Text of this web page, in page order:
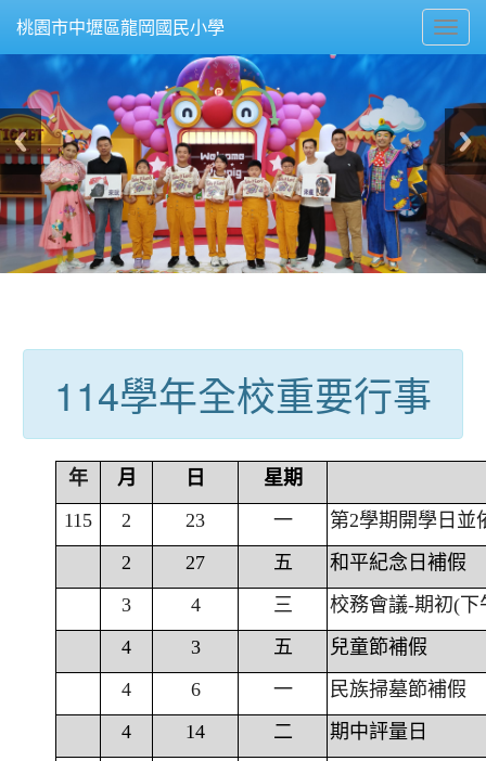
桃園市中壢區龍岡國民小學
114學年全校重要行事
年 月 日
星期
115
2 23 一
第2學期開學日並
2
27 五
和平紀念日補假
3
4 三
校務會議-期初(下
4
3 五
兒童節補假
4
6 一
民族掃墓節補假
4
14 二
期中評量日